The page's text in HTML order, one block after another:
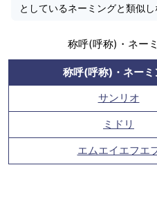
としているネーミングと類似
称呼(呼称)・ネー
称呼(呼称)・ネーミ
サンリオ
ミドリ
エムエイエフエ